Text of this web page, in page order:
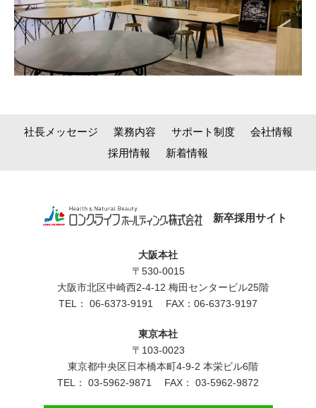
社長メッセージ 業務内容 サポート制度
会社情報
採用情報
新着情報
新卒採用サイト
大阪本社
〒530-0015
大阪市北区中崎西2-4-12 梅田センタービル25階
TEL： 06-6373-9191 FAX：06-6373-9197
東京本社
〒103-0023
東京都中央区日本橋本町4-9-2 本栄ビル6階
TEL： 03-5962-9871 FAX： 03-5962-9872